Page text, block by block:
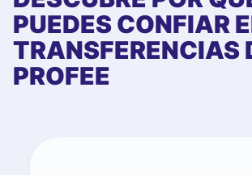
PUEDES CONFIAR
TRANSFERENCIAS
PROFEE